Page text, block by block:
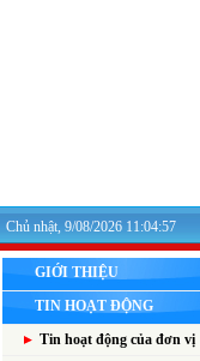
Chủ nhật, 9/08/2026 11:04:57
GIỚI THIỆU
TIN HOẠT ĐỘNG
Tin hoạt động của đơn vị